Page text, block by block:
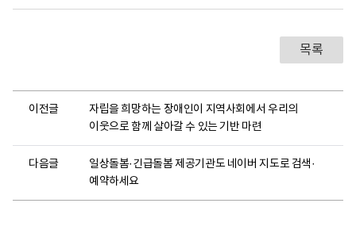
목록
이전글
자립을 희망하는 장애인이 지역사회에서 우리의
이웃으로 함께 살아갈 수 있는 기반 마련
다음글
일상돌봄·긴급돌봄 제공기관도 네이버 지도로 검색·
예약하세요